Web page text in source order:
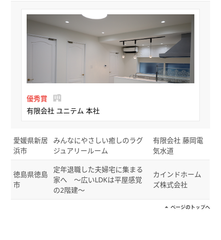
優秀賞
有限会社 ユニテム 本社
愛媛県新居
浜市
みんなにやさしい癒しのラグ
ジュアリールーム
有限会社 藤岡電
気水道
徳島県徳島
市
定年退職した夫婦宅に集まる
家へ ～広いLDKは平屋感覚
の2階建～
カインドホーム
ズ株式会社